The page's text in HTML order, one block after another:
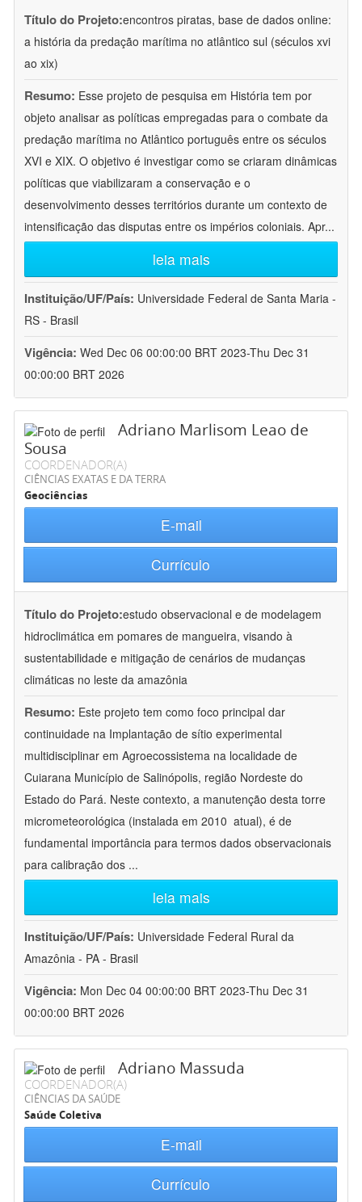
Título do Projeto:encontros piratas, base de dados online:
a história da predação marítima no atlântico sul (séculos xvi
ao xix)
Resumo: Esse projeto de pesquisa em História tem por
objeto analisar as políticas empregadas para o combate da
predação marítima no Atlântico português entre os séculos
XVI e XIX. O objetivo é investigar como se criaram dinâmicas
políticas que viabilizaram a conservação e o
desenvolvimento desses territórios durante um contexto de
intensificação das disputas entre os impérios coloniais. Apr...
leia mais
Instituição/UF/País: Universidade Federal de Santa Maria -
RS - Brasil
Vigência: Wed Dec 06 00:00:00 BRT 2023-Thu Dec 31
00:00:00 BRT 2026
Adriano Marlisom Leao de
Sousa
COORDENADOR(A)
CIÊNCIAS EXATAS E DA TERRA
Geociências
E-mail
Currículo
Título do Projeto:estudo observacional e de modelagem
hidroclimática em pomares de mangueira, visando à
sustentabilidade e mitigação de cenários de mudanças
climáticas no leste da amazônia
Resumo: Este projeto tem como foco principal dar
continuidade na Implantação de sítio experimental
multidisciplinar em Agroecossistema na localidade de
Cuiarana Município de Salinópolis, região Nordeste do
Estado do Pará. Neste contexto, a manutenção desta torre
micrometeorológica (instalada em 2010  atual), é de
fundamental importância para termos dados observacionais
para calibração dos ...
leia mais
Instituição/UF/País: Universidade Federal Rural da
Amazônia - PA - Brasil
Vigência: Mon Dec 04 00:00:00 BRT 2023-Thu Dec 31
00:00:00 BRT 2026
Adriano Massuda
COORDENADOR(A)
CIÊNCIAS DA SAÚDE
Saúde Coletiva
E-mail
Currículo